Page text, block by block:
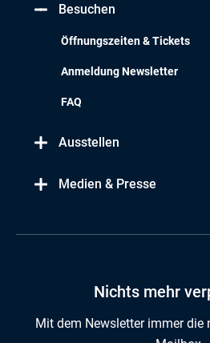
Besuchen
Öffnungszeiten & Tickets
Anmeldung Newsletter
FAQ
Ausstellen
Medien & Presse
Nichts mehr
Mit dem Newsletter immer die